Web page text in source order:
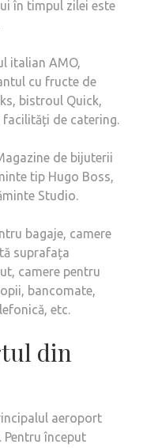
în timpul zilei este
italian AMO,
cu fructe de
bistroul Quick,
facilități de catering.
de bijuterii
tip Hugo Boss,
Studio.
bagaje, camere
suprafața
camere pentru
bancomate,
etc.
din
aeroport
Pentru început